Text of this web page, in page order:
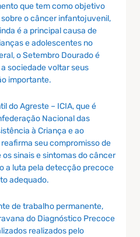
que tem como objetivo
o câncer infantojuvenil,
é a principal causa de
e adolescentes no
o Setembro Dourado é
sociedade voltar seus
importante.
do Agreste – ICIA, que é
Nacional das
à Criança e ao
seu compromisso de
sinais e sintomas do câncer
a luta pela detecção precoce
adequado.
de trabalho permanente,
do Diagnóstico Precoce
realizados pelo